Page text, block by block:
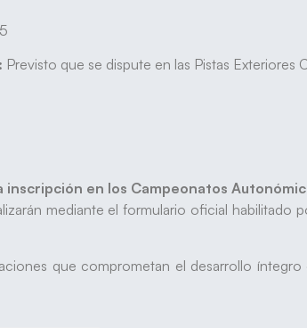
Previsto que se dispute en las Pistas Exteriores
inscripción en los Campeonatos
mediante el formulario oficial habilitado
que comprometan el desarrollo